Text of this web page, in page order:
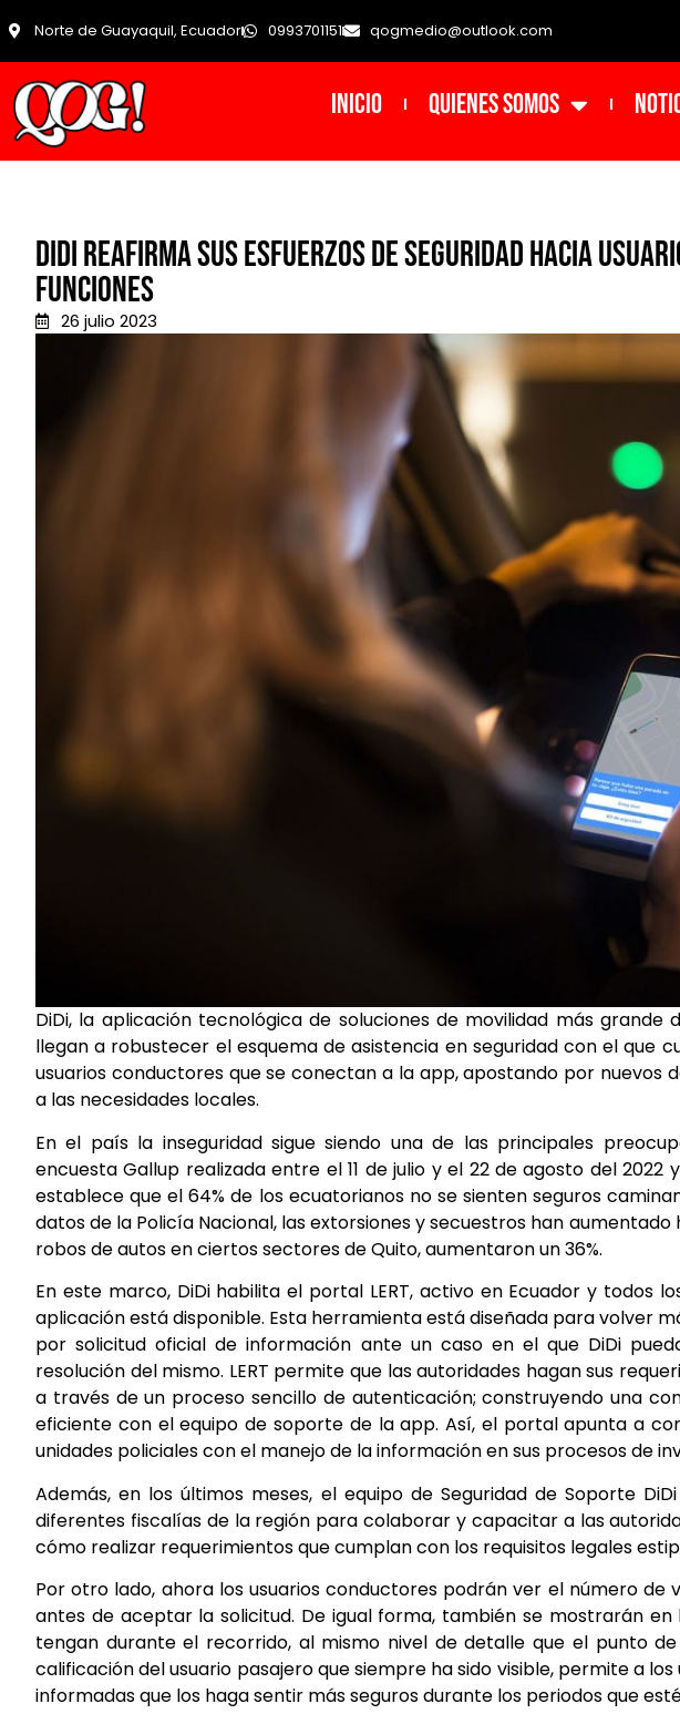
Norte de Guayaquil, Ecuador 0993701151 qogmedio@outlook.com
INICIO Quienes Somos
DiDi reafirma sus esfuerzos de seguridad hacia
funciones
26 julio 2023
DiDi, la aplicación tecnológica de soluciones de movilidad más grande
llegan a robustecer el esquema de asistencia en seguridad con el que
usuarios conductores que se conectan a la app, apostando por nuevos
a las necesidades locales.
En el país la inseguridad sigue siendo una de las principales
encuesta Gallup realizada entre el 11 de julio y el 22 de agosto del
establece que el 64% de los ecuatorianos no se sienten seguros
datos de la Policía Nacional, las extorsiones y secuestros han aumentado
robos de autos en ciertos sectores de Quito, aumentaron un 36%.
En este marco, DiDi habilita el portal LERT, activo en Ecuador y todos
aplicación está disponible. Esta herramienta está diseñada para volver
por solicitud oficial de información ante un caso en el que DiDi
resolución del mismo. LERT permite que las autoridades hagan sus
a través de un proceso sencillo de autenticación; construyendo una
eficiente con el equipo de soporte de la app. Así, el portal apunta a
unidades policiales con el manejo de la información en sus procesos de
Además, en los últimos meses, el equipo de Seguridad de Soporte
diferentes fiscalías de la región para colaborar y capacitar a las
cómo realizar requerimientos que cumplan con los requisitos legales
Por otro lado, ahora los usuarios conductores podrán ver el número de
antes de aceptar la solicitud. De igual forma, también se mostrarán
tengan durante el recorrido, al mismo nivel de detalle que el punto
calificación del usuario pasajero que siempre ha sido visible, permite a
informadas que los haga sentir más seguros durante los periodos que